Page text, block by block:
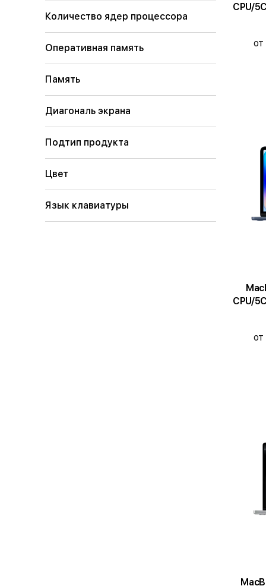
Количество ядер процессора
Оперативная память
Память
Диагональ экрана
Подтип продукта
Цвет
Язык клавиатуры
CPU/
CPU/